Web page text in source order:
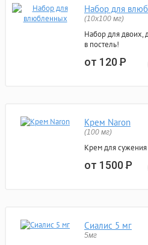
Набор для
(10х100 мг)
Набор для двоих,
в постель!
от 120Р
Крем Naron
(100 мг)
Крем для
от 1500Р
Сиалис 5 мг
5мг